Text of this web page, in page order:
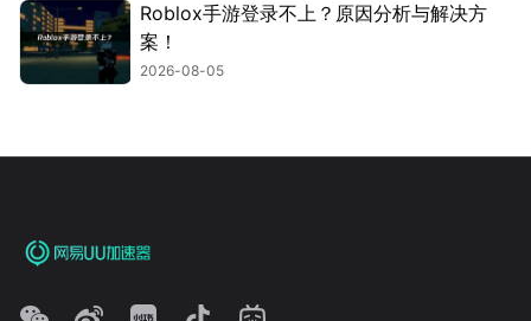
Roblox手游登录不上？原因分析与解决方
案！
2026-08-05